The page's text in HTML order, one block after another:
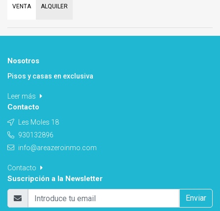
VENTA ALQUILER
Nosotros
Pisos y casas en exclusiva
Leer más
Contacto
Les Moles 18
930132896
info@areazeroinmo.com
Contacto
Suscripción a la Newsletter
Enviar